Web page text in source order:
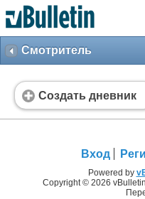
Смотритель
Создать дневник
Вход
Powered by
Copyright © 2026